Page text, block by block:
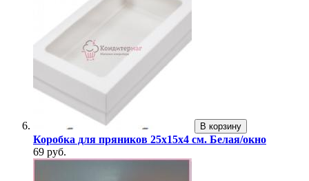
В корзину
Коробка для пряников 25х15х4 см. Белая/окно
69 руб.